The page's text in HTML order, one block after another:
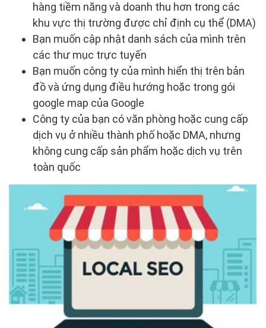
hàng tiềm năng và doanh thu hơn trong các
khu vực thị trường được chỉ định cụ thể (DMA)
Bạn muốn cập nhật danh sách của mình trên
các thư mục trực tuyến
Bạn muốn công ty của mình hiển thị trên bản
đồ và ứng dụng điều hướng hoặc trong gói
google map của Google
Công ty của bạn có văn phòng hoặc cung cấp
dịch vụ ở nhiều thành phố hoặc DMA, nhưng
không cung cấp sản phẩm hoặc dịch vụ trên
toàn quốc